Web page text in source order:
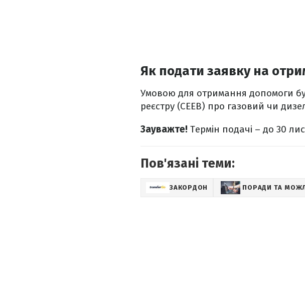
Як подати заявку на
Умовою для отримання допомоги
реєстру (CEEB) про газовий чи
Зауважте! Термін подачі – до 30
Пов'язані теми:
ЗАКОРДОН ПОРАДИ ТА